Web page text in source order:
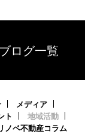
ログ一覧
メディア
ト
地域活動
ノベ不動産コラム